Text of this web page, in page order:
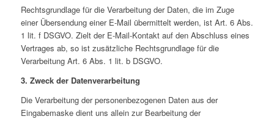
Rechtsgrundlage für die Verarbeitung der Daten, die im Zuge
einer Übersendung einer E-Mail übermittelt werden, ist Art. 6 Abs.
1 lit. f DSGVO. Zielt der E-Mail-Kontakt auf den Abschluss eines
Vertrages ab, so ist zusätzliche Rechtsgrundlage für die
Verarbeitung Art. 6 Abs. 1 lit. b DSGVO.
3. Zweck der Datenverarbeitung
Die Verarbeitung der personenbezogenen Daten aus der
Eingabemaske dient uns allein zur Bearbeitung der